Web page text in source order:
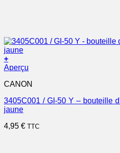
+
Aperçu
CANON
3405C001 / GI-50 Y – bouteille
jaune
4,95 € TTC